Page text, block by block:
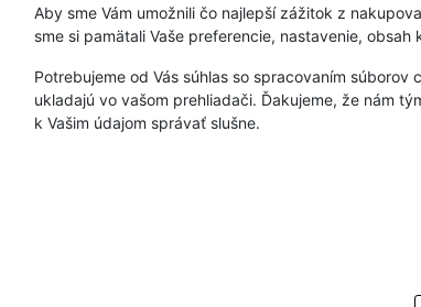
Aby sme Vám umožnili čo najlepší zážitok z
sme si pamätali Vaše preferencie, nastavenie,
Potrebujeme od Vás súhlas so spracovaním
ukladajú vo vašom prehliadači. Ďakujeme, že nám
k Vašim údajom správať slušne.
Prečo nakupovať u nás
Kto sme
Kontakty